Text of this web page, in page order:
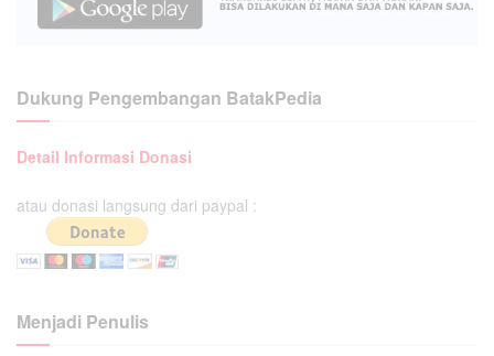
Dukung Pengembangan BatakPedia
Detail Informasi Donasi
atau donasi langsung dari paypal :
Menjadi Penulis